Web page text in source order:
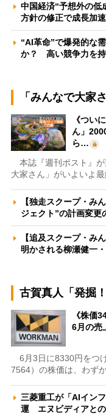
中国経済“予想外の
方針の修正で成長加
“AI革命”で爆発的な
か？ 高い競争力を
「みんなで大家
《つい
ん」
ら…
本誌『週刊ポスト』が
大家さん」がいよいよ
【独走スクープ・み
ジェクト”の計画変
【追及スクープ・み
明かされる柳瀬健一
古賀真人「発掘
《株価
6月の売
6月3日に8330円をつ
7564）の株価は、わず
三菱重工が「AIイン
運 エヌビディアと